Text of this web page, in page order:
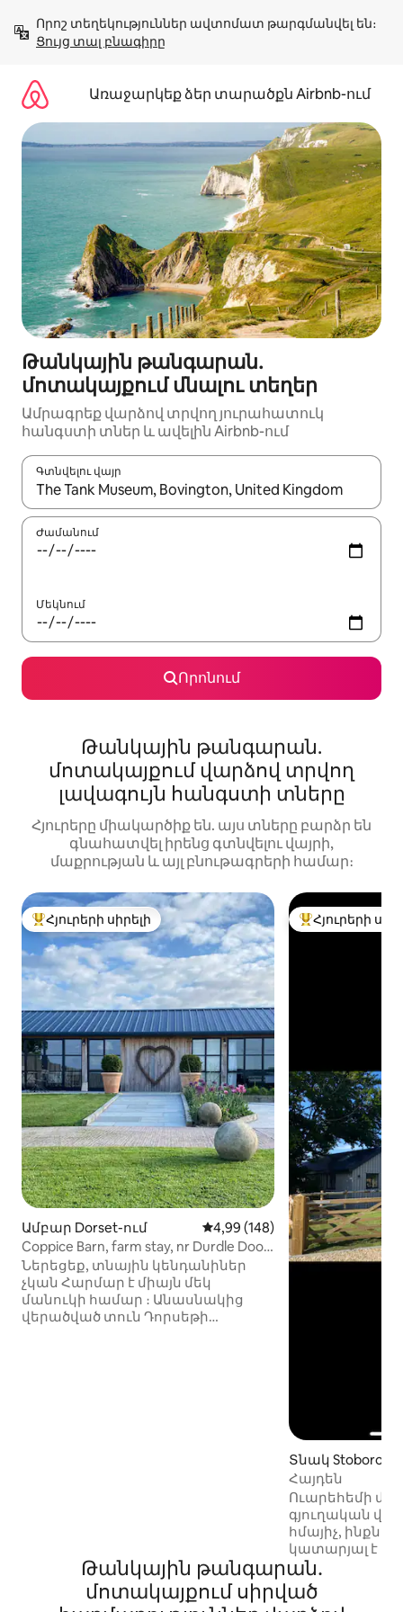
բովանդակությանը
Ցույց տալ բնագիրը
Առաջարկեք ձեր տարածքն Airbnb-ում
Թանկային թանգարան․
մոտակայքում մնալու տեղեր
Ամրագրեք վարձով տրվող յուրահատուկ
հանգստի տներ և ավելին Airbnb-ում
Գտնվելու վայր
Երբ արդյունքները հասանելի լինեն, սլաքների
Ժամանում
Մեկնում
Որոնում
Թանկային թանգարան.
մոտակայքում վարձով տրվող
լավագույն հանգստի տները
Հյուրերը միակարծիք են. այս տները բարձր են
գնահատվել իրենց գտնվելու վայրի,
մաքրության և այլ բնութագրերի համար։
Հյուրերի սիրելի լավագույն տները
Հյուրերի սիրելի
Ամբար Dorset-ում Միջին վարկանիշը՝ 5-ից
4,99 (148)
Coppice Barn, farm stay, nr Durdle Door
& Lulworth
Ներեցեք, տնային կենդանիներ
չկան Հարմար է միայն մեկ
մանուկի համար ։ Անասնակից
վերածված տուն Դորսեթի
բաղկացած է մեկ ննջասենյակից ՝
գերհագեցած մահճակալով ։ Մեծ
լոգասենյակ և բաց հատակագծով
խոհանոց, ճաշասենյակ և
Հյուրերի
Հյուրերի
Տնակ
Հայդեն
Ուարեհեմի
գյուղական
հմայիչ,
կատարյալ է
ունի
քնելու ճկուն
Գտնվելու
Թանկային թանգարան․
մոտակայքում սիրված